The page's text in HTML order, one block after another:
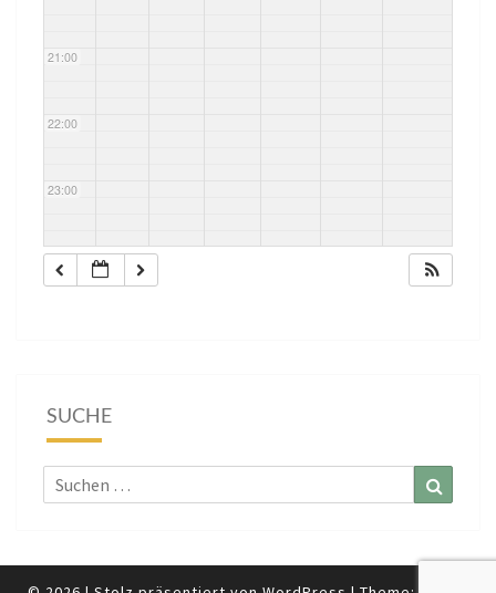
21:00
22:00
23:00
SUCHE
Suchen
nach: